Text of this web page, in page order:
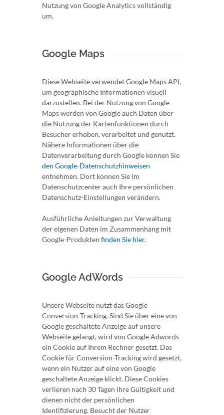
Nutzung von Google Analytics vollständig
um.
Google Maps
Diese Webseite verwendet Google Maps API,
um geographische Informationen visuell
darzustellen. Bei der Nutzung von Google
Maps werden von Google auch Daten über
die Nutzung der Kartenfunktionen durch
Besucher erhoben, verarbeitet und genutzt.
Nähere Informationen über die
Datenverarbeitung durch Google können Sie
den Google-Datenschutzhinweisen
entnehmen. Dort können Sie im
Datenschutzcenter auch Ihre persönlichen
Datenschutz-Einstellungen verändern.
Ausführliche Anleitungen zur Verwaltung
der eigenen Daten im Zusammenhang mit
Google-Produkten finden Sie hier.
Google AdWords
Unsere Webseite nutzt das Google
Conversion-Tracking. Sind Sie über eine von
Google geschaltete Anzeige auf unsere
Webseite gelangt, wird von Google Adwords
ein Cookie auf Ihrem Rechner gesetzt. Das
Cookie für Conversion-Tracking wird gesetzt,
wenn ein Nutzer auf eine von Google
geschaltete Anzeige klickt. Diese Cookies
verlieren nach 30 Tagen ihre Gültigkeit und
dienen nicht der persönlichen
Identifizierung. Besucht der Nutzer